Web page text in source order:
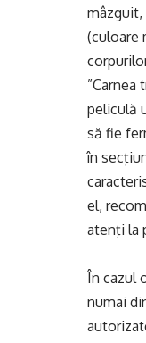
mâzguit,
(culoare
”Carnea
peliculă
să fie
în
el,
atenţi la
În cazul
numai